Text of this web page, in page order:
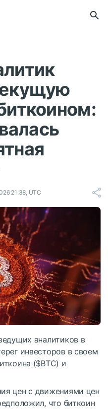
21:38, UTC
аналитиков в
инвесторов в своем
($BTC) и
цен с движениями цен
что биткоин